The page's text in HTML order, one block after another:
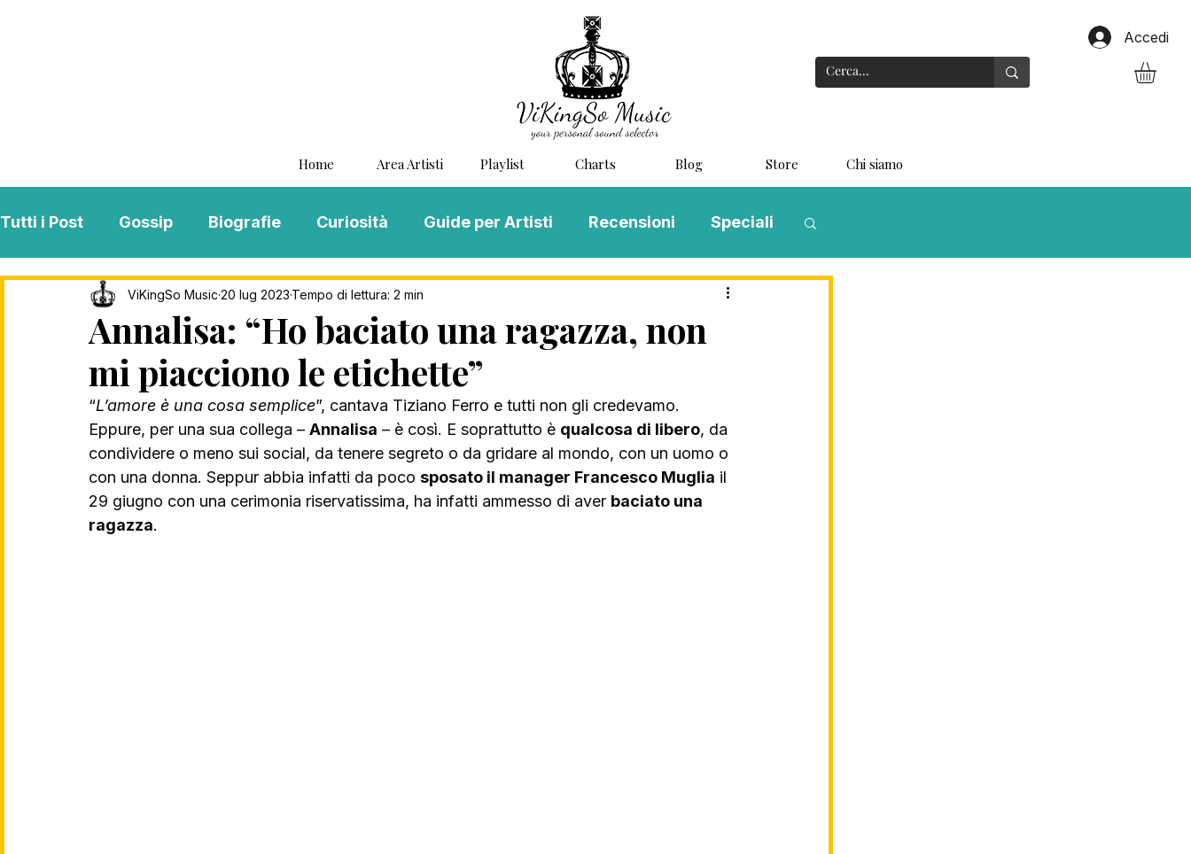
Accedi
Home Area Artisti Playlist Charts Blog Store Chi siamo
Tutti i Post Gossip Biografie Curiosità Guide per Artisti Recensioni Speciali
Interviste ViKingSo Music MENTAL BLOG MUSIC
Song Of The Week Charts Playlist
Annalisa: “Ho baciato una ragazza, non
mi piacciono le etichette”
ViKingSo Music 20 lug 2023 Tempo di lettura: 2 min
“L’amore è una cosa semplice”, cantava Tiziano Ferro e tutti non gli credevamo.
Eppure, per una sua collega – Annalisa – è così. E soprattutto è qualcosa di libero, da
condividere o meno sui social, da tenere segreto o da gridare al mondo, con un uomo o
con una donna. Seppur abbia infatti da poco sposato il manager Francesco Muglia il
29 giugno con una cerimonia riservatissima, ha infatti ammesso di aver baciato una
ragazza.